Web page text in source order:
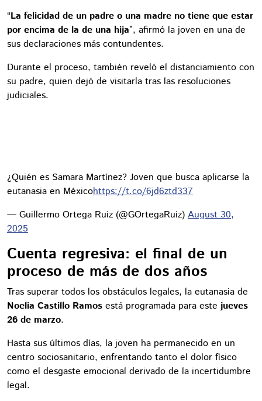
“La felicidad de un padre o una madre no tiene que estar
por encima de la de una hija”, afirmó la joven en una de
sus declaraciones más contundentes.
Durante el proceso, también reveló el distanciamiento con
su padre, quien dejó de visitarla tras las resoluciones
judiciales.
¿Quién es Samara Martínez? Joven que busca aplicarse la
eutanasia en Méxicohttps://t.co/6jd6ztd337
— Guillermo Ortega Ruiz (@GOrtegaRuiz) August 30,
2025
Cuenta regresiva: el final de un
proceso de más de dos años
Tras superar todos los obstáculos legales, la eutanasia de
Noelia Castillo Ramos está programada para este jueves
26 de marzo.
Hasta sus últimos días, la joven ha permanecido en un
centro sociosanitario, enfrentando tanto el dolor físico
como el desgaste emocional derivado de la incertidumbre
legal.